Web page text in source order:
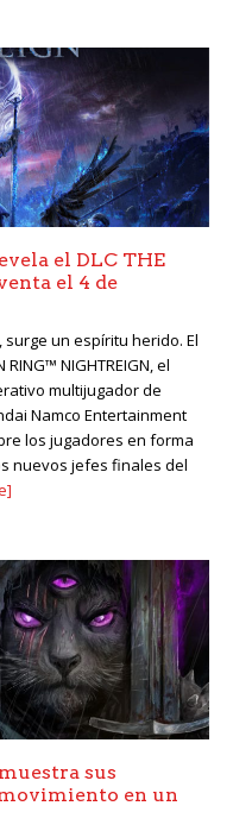
el DLC THE
el 4 de
un espíritu herido. El
NIGHTREIGN, el
multijugador de
Namco Entertainment
los jugadores en forma
nuevos jefes finales del
sus
en un